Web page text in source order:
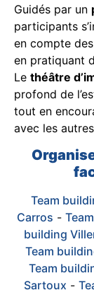
Guidés par un
participants
en compte
en pratiquant
Le théâtre
profond de
tout en
avec les
Team
Carros -
building
Team
Team
Sartoux -